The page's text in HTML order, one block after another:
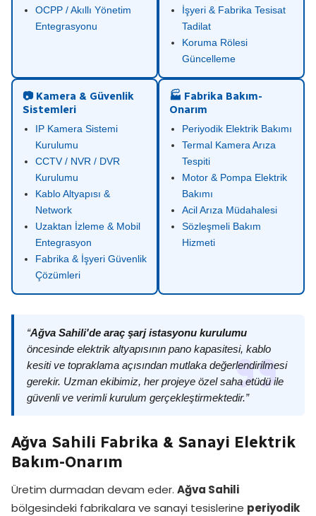
OCPP / Akıllı Yönetim
Entegrasyonu
İşyeri & Fabrika Tesisat
Tadilat
Koruma Rölesi
Güncelleme
📷 Kamera & Güvenlik
Sistemleri
IP Kamera Sistemi
Kurulumu
CCTV / NVR / DVR
Kurulumu
Kablo Altyapısı &
Network
Uzaktan İzleme & Mobil
Entegrasyon
Fabrika & İşyeri Güvenlik
Çözümleri
🏭 Fabrika Bakım-
Onarım
Periyodik Elektrik Bakımı
Termal Kamera Arıza
Tespiti
Motor & Pompa Elektrik
Bakımı
Acil Arıza Müdahalesi
Sözleşmeli Bakım
Hizmeti
“Ağva Sahili'de araç şarj istasyonu kurulumu
öncesinde elektrik altyapısının pano kapasitesi, kablo
kesiti ve topraklama açısından mutlaka değerlendirilmesi
gerekir. Uzman ekibimiz, her projeye özel saha etüdü ile
güvenli ve verimli kurulum gerçekleştirmektedir.”
Ağva Sahili Fabrika & Sanayi Elektrik
Bakım-Onarım
Üretim durmadan devam eder. Ağva Sahili
bölgesindeki fabrikalara ve sanayi tesislerine periyodik